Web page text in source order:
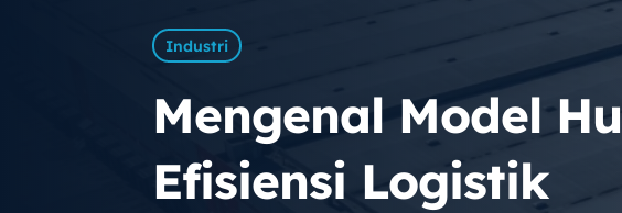
Industri
Mengenal Model
Efisiensi Logistik